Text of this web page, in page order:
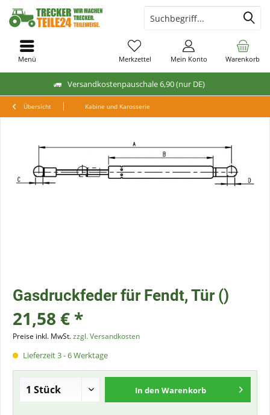
Versandkostenpauschale 6,90 (nur DE)
Warenkorb
Merkzettel Mein Konto
Menü
Übersicht Kabine und Karosserie
Gasdruckfeder für Fendt, Tür ()
21,58 € *
Preise inkl. MwSt.zzgl. Versandkosten
Lieferzeit 3 - 6 Werktage
In den Warenkorb